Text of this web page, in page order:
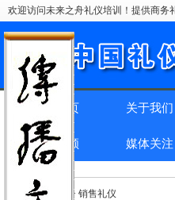
欢迎访问未来之舟礼仪培训！提供商
网站首页 关于我们
精彩回顾 媒体关注
位置：首页 > > 销售礼仪